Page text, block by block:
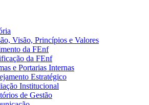
Visão, Princípios e Valores
da FEnf
da FEnf
e Portarias Internas
Estratégico
Institucional
de Gestão